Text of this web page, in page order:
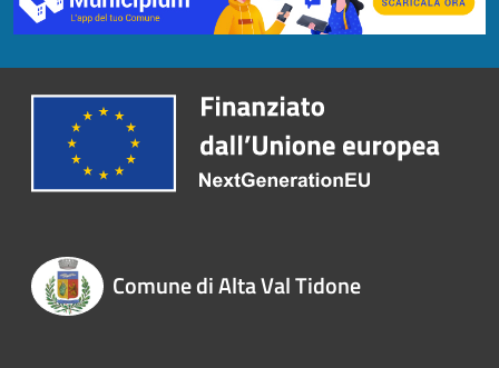
Comune di Alta Val Tidone